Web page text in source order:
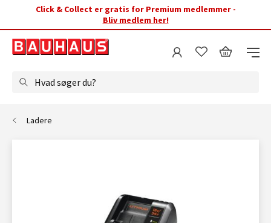
Click & Collect er gratis for Premium medlemmer -
Bliv medlem her!
Hvad søger du?
Ladere